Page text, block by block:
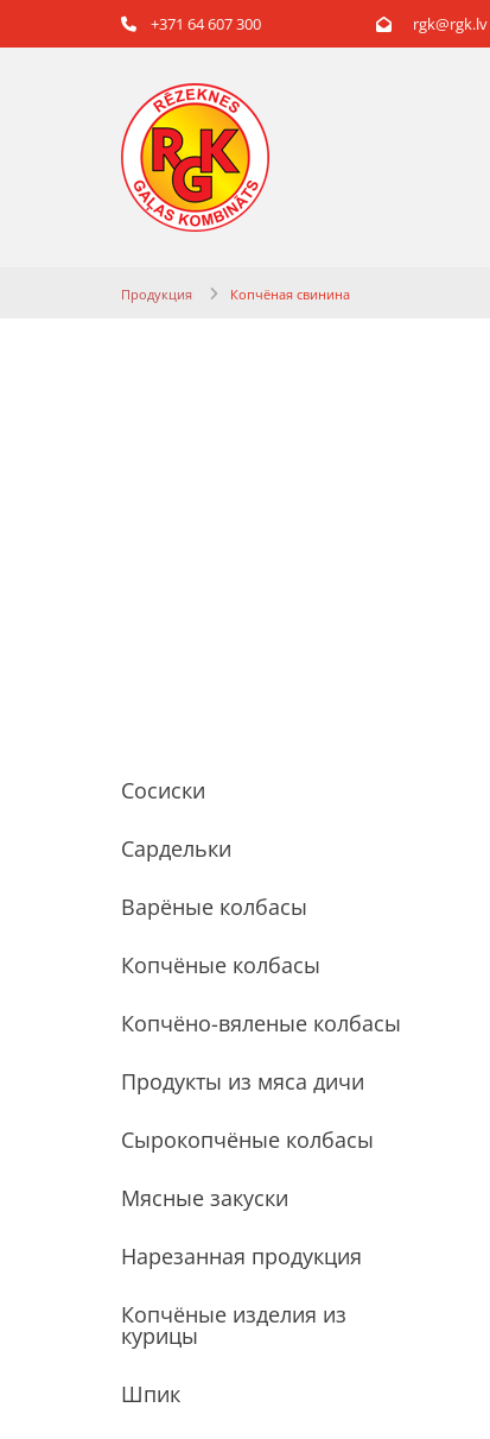
 +371 64 607 300  rgk@rgk.lv
Продукция Копчёная свинина
Сосиски
Cардельки
Варёные колбасы
Копчёные колбасы
Копчёно-вяленые колбасы
Продукты из мяса дичи
Сырокопчёные колбасы
Мясные закуски
Нарезанная продукция
Копчёные изделия из
курицы
Шпик